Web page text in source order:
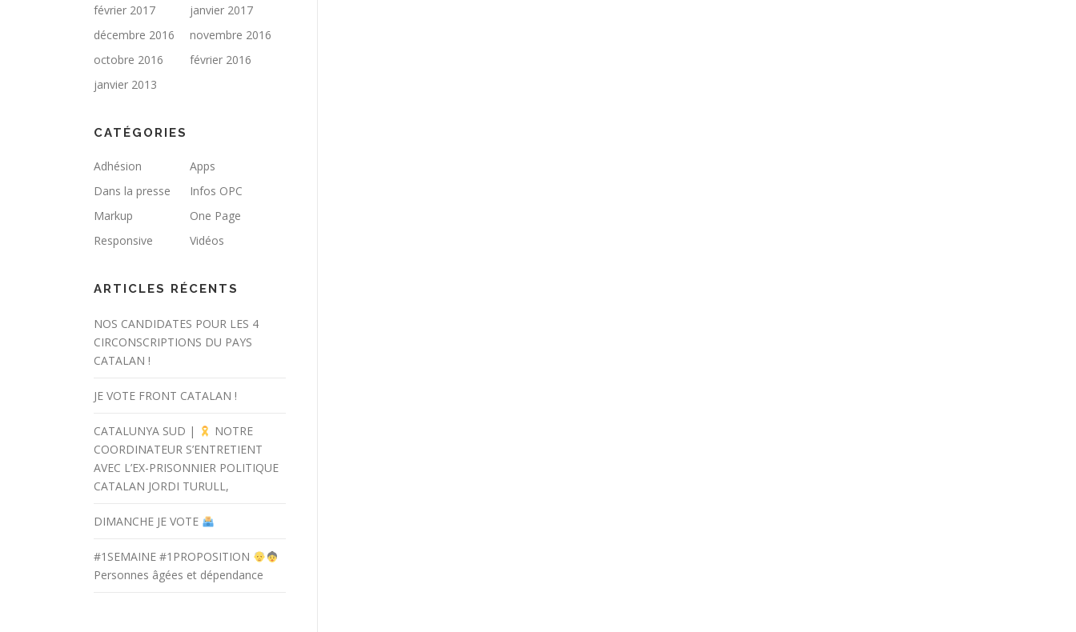
février 2017
janvier 2017
décembre 2016
novembre 2016
octobre 2016
février 2016
janvier 2013
CATÉGORIES
Adhésion
Apps
Dans la presse
Infos OPC
Markup
One Page
Responsive
Vidéos
ARTICLES RÉCENTS
NOS CANDIDATES POUR LES 4
CIRCONSCRIPTIONS DU PAYS
CATALAN !
JE VOTE FRONT CATALAN !
CATALUNYA SUD |
NOTRE
COORDINATEUR S’ENTRETIENT
AVEC L’EX-PRISONNIER POLITIQUE
CATALAN JORDI TURULL,
DIMANCHE JE VOTE
#1SEMAINE #1PROPOSITION
Personnes âgées et dépendance